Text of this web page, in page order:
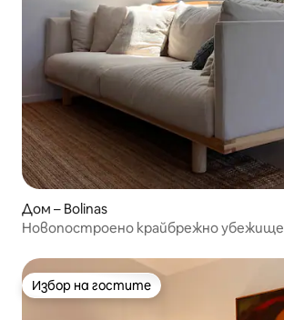
Дом – Bolinas
Новопостроено крайбрежно убежище
Избор на гостите
Избор на гостите